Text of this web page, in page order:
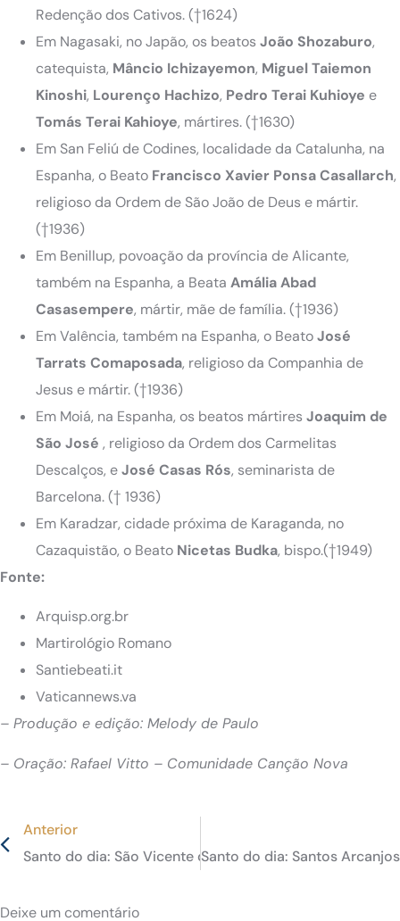
Redenção dos Cativos. (†1624)
Em Nagasaki, no Japão, os beatos João Shozaburo,
catequista, Mâncio Ichizayemon, MiguelTaiemon
Kinoshi, Lourenço Hachizo, Pedro Terai Kuhioye e
Tomás Terai Kahioye, mártires. (†1630)
Em San Feliú de Codines, localidade da Catalunha, na
Espanha, o Beato Francisco Xavier Ponsa Casallarch,
religioso da Ordem de São João de Deus e mártir.
(†1936)
Em Benillup, povoação da província de Alicante,
também na Espanha, a Beata Amália Abad
Casasempere, mártir, mãe de família. (†1936)
Em Valência, também na Espanha, o BeatoJosé
Tarrats Comaposada, religioso da Companhia de
Jesus e mártir. (†1936)
Em Moiá, na Espanha, os beatos mártires Joaquim de
São José , religioso da Ordem dos Carmelitas
Descalços, eJosé Casas Rós, seminarista de
Barcelona. († 1936)
Em Karadzar, cidade próxima de Karaganda, no
Cazaquistão, o Beato Nicetas Budka, bispo.(†1949)
Fonte:
Arquisp.org.br
Martirológio Romano
Santiebeati.it
Vaticannews.va
– Produção e edição: Melody de Paulo
– Oração: Rafael Vitto – Comunidade Canção Nova
Anterior
Santo do dia: São Vicente de Paulo, padroeiro das
Santo do dia: Santos
Deixe um comentário